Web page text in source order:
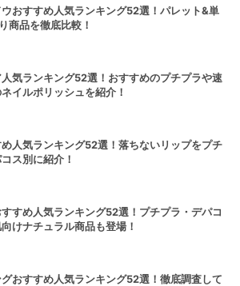
おすすめ人気ランキング52選！パレット&単
商品を徹底比較！
気ランキング52選！おすすめのプチプラや速
イルポリッシュを紹介！
人気ランキング52選！落ちないリップをプチ
ス別に紹介！
すめ人気ランキング52選！プチプラ・デパコ
けナチュラル商品も登場！
おすすめ人気ランキング52選！徹底調査して